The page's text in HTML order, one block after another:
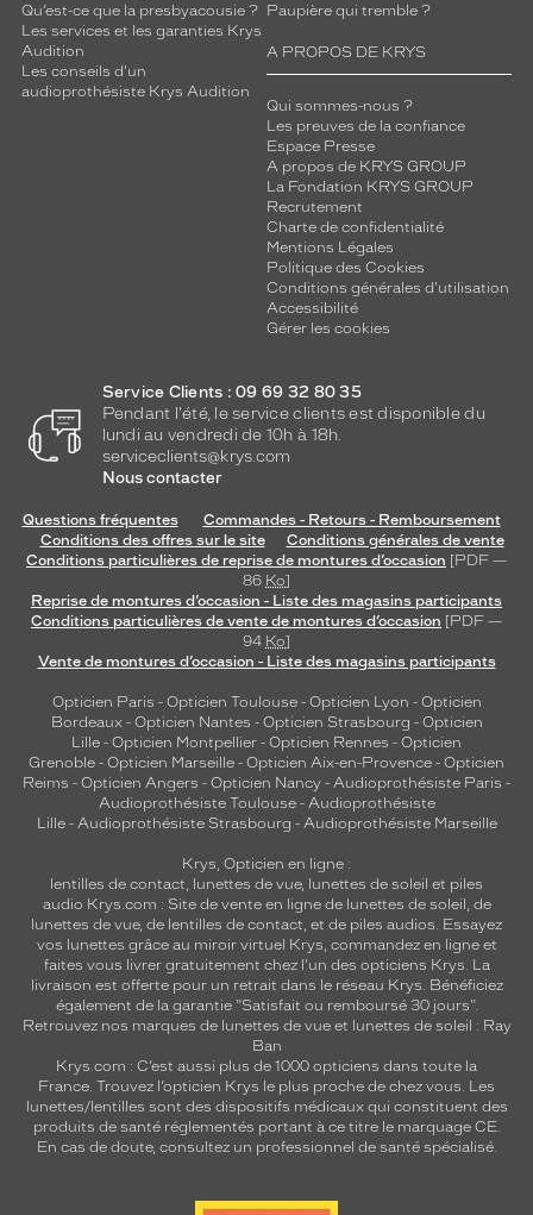
Qu’est-ce que la presbyacousie ?
Les services et les garanties Krys
Audition
Les conseils d'un
audioprothésiste Krys Audition
Paupière qui tremble ?
A PROPOS DE KRYS
Qui sommes-nous ?
Les preuves de la confiance
Espace Presse
A propos de KRYS GROUP
La Fondation KRYS GROUP
Recrutement
Charte de confidentialité
Mentions Légales
Politique des Cookies
Conditions générales d'utilisation
Accessibilité
Gérer les cookies
Service Clients : 09 69 32 80 35
Pendant l'été, le service clients est disponible du
lundi au vendredi de 10h à 18h.
serviceclients@krys.com
Nous contacter
Questions fréquentes
Commandes - Retours - Remboursement
Conditions des offres sur le site
Conditions générales de vente
Conditions particulières de reprise de montures d’occasion [PDF —
86 Ko]
Reprise de montures d’occasion - Liste des magasins participants
Conditions particulières de vente de montures d’occasion [PDF —
94 Ko]
Vente de montures d’occasion - Liste des magasins participants
Opticien Paris - Opticien Toulouse- Opticien Lyon - Opticien
Bordeaux- Opticien Nantes - Opticien Strasbourg - Opticien
Lille - Opticien Montpellier - Opticien Rennes - Opticien
Grenoble - Opticien Marseille - Opticien Aix-en-Provence - Opticien
Reims - Opticien Angers - Opticien Nancy - Audioprothésiste Paris -
Audioprothésiste Toulouse- Audioprothésiste
Lille- Audioprothésiste Strasbourg - Audioprothésiste Marseille
Krys, Opticien en ligne :
lentilles de contact lunettes de vue, lunettes de soleil et piles
audio Krys.com : Site de vente en ligne de lunettes de soleil, de
lunettes de vue, de lentilles de contact , et de piles audios. Essayez
vos lunettes grâce au miroir virtuel Krys, commandez en ligne et
faites vous livrer gratuitement chez l'un des opticiens Krys. La
livraison est offerte pour un retrait dans le réseau Krys. Bénéficiez
également de la garantie "Satisfait ou remboursé 30 jours".
Retrouvez nos marques de lunettes de vue et lunettes de soleil : Ray
Ban
Krys.com : C’est aussi plus de 1000 opticiens dans toute la
France. Trouvez l’opticien Krys le plus proche de chez vous . Les
lunettes/lentilles sont des dispositifs médicaux qui constituent des
produits de santé réglementés portant à ce titre le marquage CE.
En cas de doute, consultez un professionnel de santé spécialisé.